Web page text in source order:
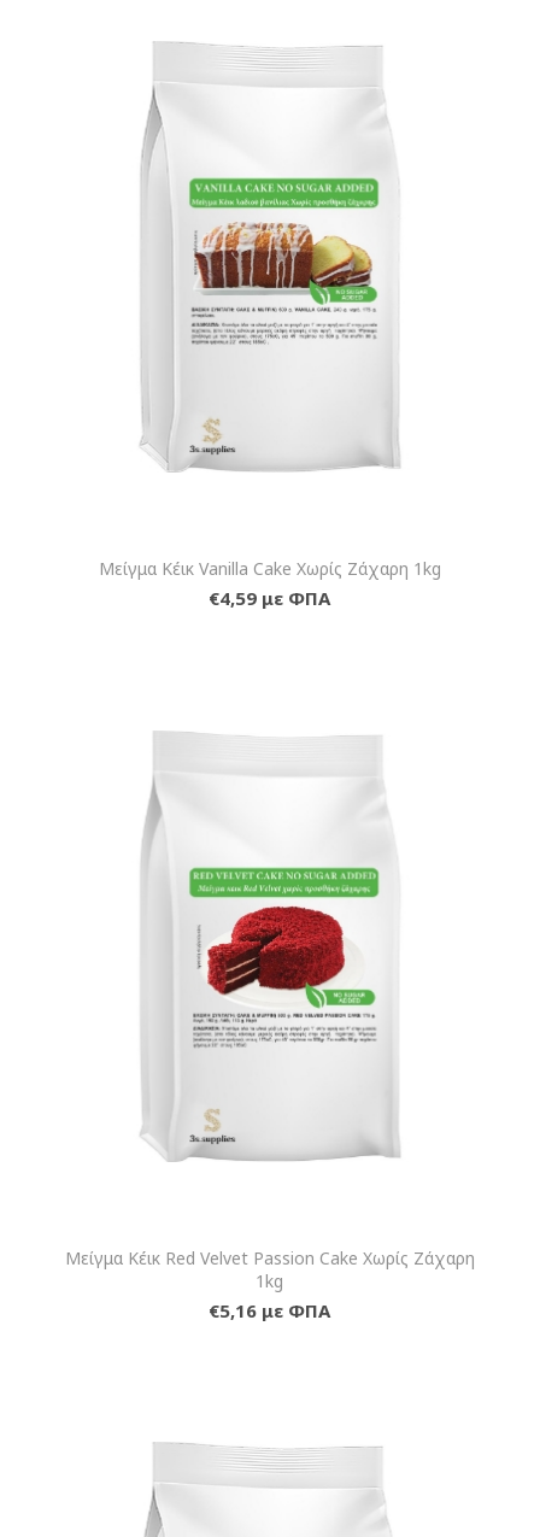
Μείγμα Κέικ Vanilla Cake Χωρίς Ζάχαρη 1kg
€4,59 με ΦΠΑ
Μείγμα Κέικ Red Velvet Passion Cake Χωρίς Ζάχαρη
1kg
€5,16 με ΦΠΑ